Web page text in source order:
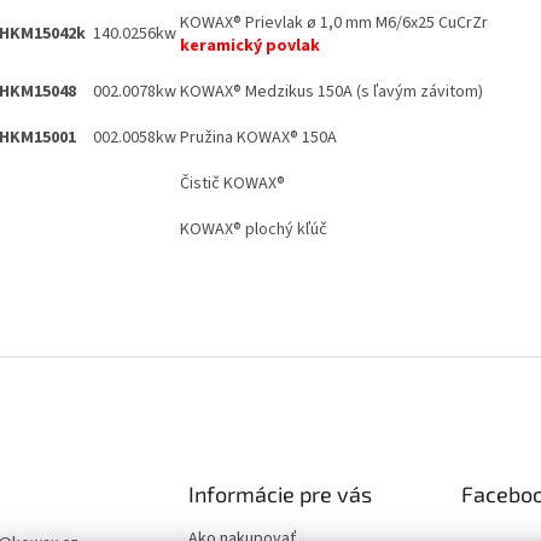
HKM15042k 140.0256kwKOWAX® Prievlak ø 1,0 mm M6/6x25 CuCrZr
keramický povlak
HKM15048 002.0078kwKOWAX® Medzikus 150A (s ľavým závitom)
HKM15001 002.0058kwPružina KOWAX® 150A
Čistič KOWAX®
KOWAX® plochý kľúč
Informácie pre vás